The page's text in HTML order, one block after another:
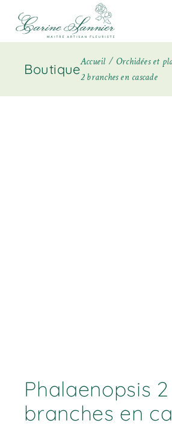
BoutiqueAccueil Orchidées et
2 branches en cascade
Phalaenopsis 2
branches en